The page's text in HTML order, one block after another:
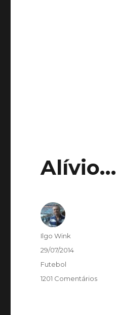
Alívio…
Autor
Ilgo Wink
Publicado
29/07/2014
Categorias
Futebol
1201 Comentários